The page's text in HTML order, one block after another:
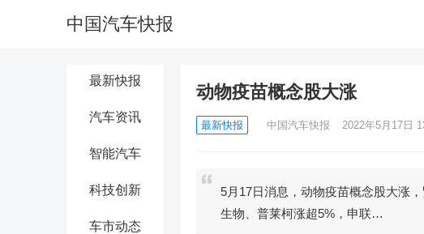
中国汽车快报
最新快报
汽车资讯
智能汽车
科技创新
车市动态
动物疫苗概念股大涨
最新快报 中国汽车快报 2022年5月17日
5月17日消息，动物疫苗概念股大涨
生物、普莱柯涨超5%，申联…